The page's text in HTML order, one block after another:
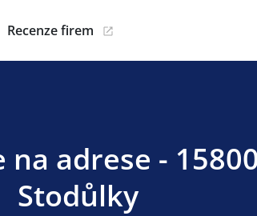
Recenze firem
adrese -
Stodůlky